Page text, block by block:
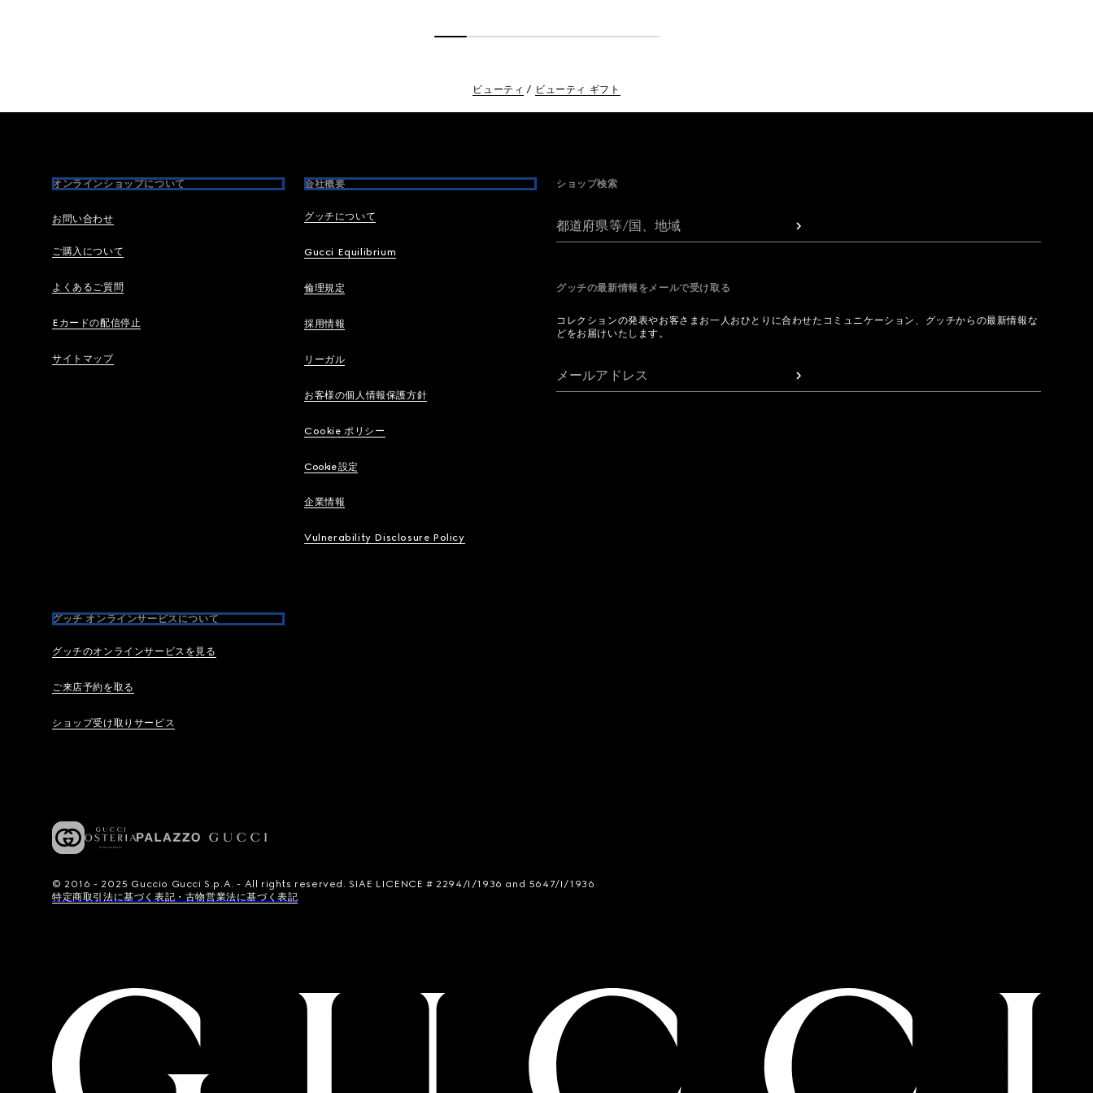
ビューティ ビューティ ギフト
オンラインショップについて
お問い合わせ
ご購入について
よくあるご質問
Eカードの配信停止
サイトマップ
会社概要
グッチについて
Gucci Equilibrium
倫理規定
採用情報
リーガル
お客様の個人情報保護方針
Cookie ポリシー
Cookie 設定
企業情報
Vulnerability Disclosure Policy
グッチ オンラインサービスについて
グッチのオンラインサービスを見る
ご来店予約を取る
ショップ受け取りサービス
ショップ検索
都道府県等/国、地域
グッチの最新情報をメールで受け取る
コレクションの発表やお客さまお一人おひとりに合わせたコミュニケーション、グッチからの最新情報な
どをお届けいたします。
メールアドレス
© 2016 - 2025 Guccio Gucci S.p.A. - All rights reserved. SIAE LICENCE # 2294/I/1936 and 5647/I/1936
特定商取引法に基づく表記・古物営業法に基づく表記